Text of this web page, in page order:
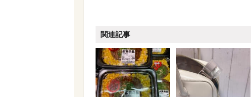
関連記事